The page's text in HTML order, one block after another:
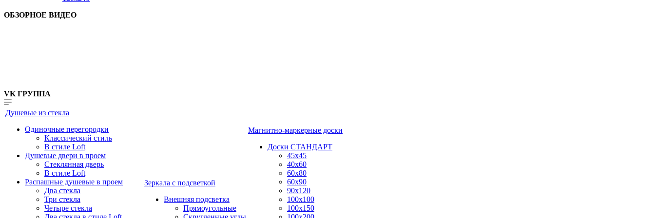
ОБЗОРНОЕ ВИДЕО
VK ГРУППА
Душевые из стекла
Одиночные перегородки
Классический стиль
В стиле Loft
Душевые двери в проем
Стеклянная дверь
В стиле Loft
Распашные душевые в проем
Два стекла
Три стекла
Четыре стекла
Зеркала с подсветкой
Внешняя подсветка
Прямоугольные
Магнитно-маркерные доски
Доски СТАНДАРТ
45x45
40x60
60x80
60x90
90x120
100x100
100x150